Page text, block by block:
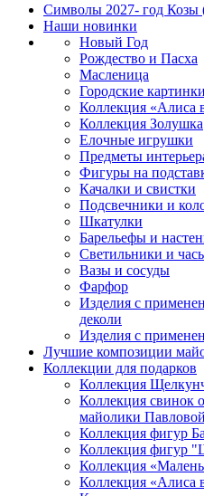
Символы 2027- год
Наши новинки
Новый Год
Рождество и Пасха
Масленица
Городские картинки
Коллекция «Алиса
Коллекция Золушка
Елочные игрушки
Предметы
Фигуры на
Качалки и свистки
Подсвечники и
Шкатулки
Барельефы и
Светильники и
Вазы и сосуды
Фарфор
Изделия с
деколи
Изделия с
Лучшие композиции
Коллекции для подарков
Коллекция
Коллекция свинок
майолики
Коллекция фигур
Коллекция фигур
Коллекция
Коллекция «Алиса